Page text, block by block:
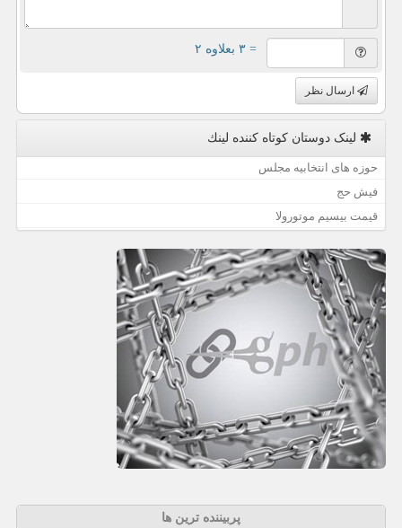
= ۳ بعلاوه ۲
ارسال نظر
لینک دوستان كوتاه كننده لینك
حوزه های انتخابیه مجلس
فیش حج
قیمت بیسیم موتورولا
پربیننده ترین ها